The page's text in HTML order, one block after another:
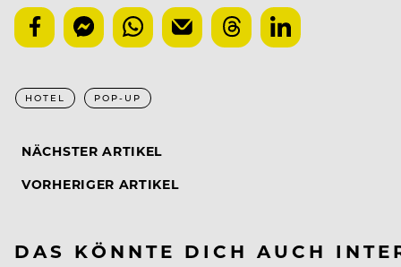
HOTEL POP-UP
NÄCHSTER ARTIKEL
VORHERIGER ARTIKEL
DAS KÖNNTE DICH AUCH